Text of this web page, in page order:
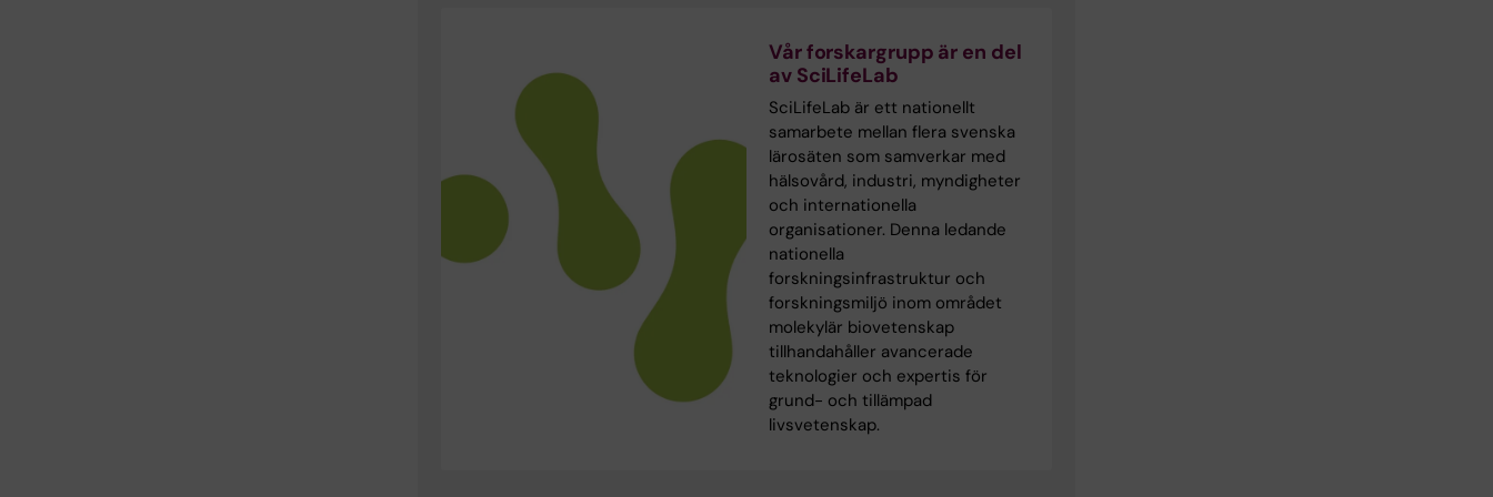
Vår forskargrupp är en del
av SciLifeLab
SciLifeLab är ett nationellt
samarbete mellan flera svenska
lärosäten som samverkar med
hälsovård, industri, myndigheter
och internationella
organisationer. Denna ledande
nationella
forskningsinfrastruktur och
forskningsmiljö inom området
molekylär biovetenskap
tillhandahåller avancerade
teknologier och expertis för
grund- och tillämpad
livsvetenskap.